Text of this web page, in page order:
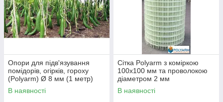
Опори для підв'язування
помідорів, огірків, гороху
(Polyarm) Ø 8 мм (1 метр)
В наявності
Сітка Polyarm з коміркою
100х100 мм та проволокою
діаметром 2 мм
В наявності